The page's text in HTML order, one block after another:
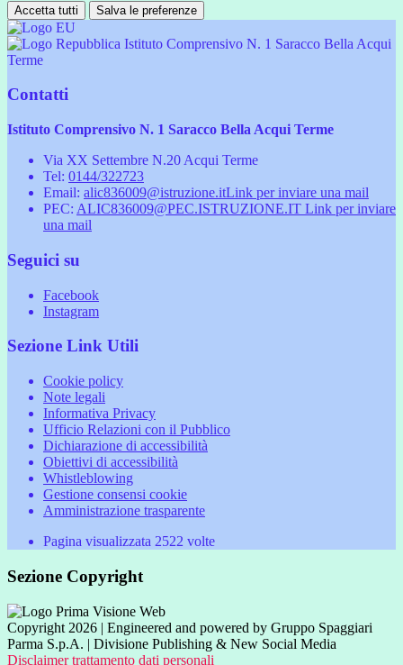
Accetta tutti Salva le preferenze
Istituto Comprensivo N. 1 Saracco Bella Acqui
Terme
Contatti
Istituto Comprensivo N. 1 Saracco Bella Acqui Terme
Via XX Settembre N.20 Acqui Terme
Tel: 0144/322723
Email: alic836009@istruzione.itLink per inviare una mail
PEC: ALIC836009@PEC.ISTRUZIONE.IT Link per inviare
una mail
Seguici su
Facebook
Instagram
Sezione Link Utili
Cookie policy
Note legali
Informativa Privacy
Ufficio Relazioni con il Pubblico
Dichiarazione di accessibilità
Obiettivi di accessibilità
Whistleblowing
Gestione consensi cookie
Amministrazione trasparente
Pagina visualizzata 2522 volte
Sezione Copyright
Copyright 2026 | Engineered and powered by Gruppo Spaggiari
Parma S.p.A. | Divisione Publishing & New Social Media
Disclaimer trattamento dati personali